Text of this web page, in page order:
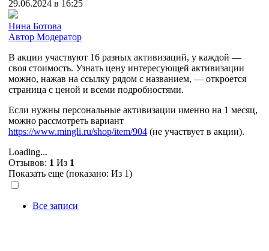
29.06.2024 в 16:25
Нина Ботова
Автор Модератор
В акции участвуют 16 разных активизаций, у каждой —
своя стоимость. Узнать цену интересующей активизации
можно, нажав на ссылку рядом с названием, — откроется
страница с ценой и всеми подробностями.
Если нужны персональные активизации именно на 1 месяц,
можно рассмотреть вариант
https://www.mingli.ru/shop/item/904 (не участвует в акции).
Loading...
Отзывов: 1 Из 1
Показать еще (показано: Из 1)
Все записи